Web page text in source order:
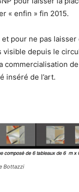
« enfin » fin 2015.
pour ne pas
visible depuis le
commercialisation
inséré de l’art.
Bottazzi